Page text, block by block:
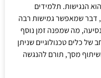
הנגישות. תלמידים
דבר שמאפשר גמישות רבה
מה שמפנה זמן נוסף
של כלים טכנולוגיים שניתן
מסך, תורם להנגשה